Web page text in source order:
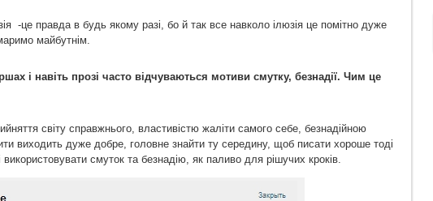
-це правда в будь якому разі, бо й так все навколо ілюзія це помітно дуже
майбутнім.
і навіть прозі часто відчуваються мотиви смутку, безнадії. Чим це
світу справжнього, властивістю жаліти самого себе, безнадійною
виходить дуже добре, головне знайти ту середину, щоб писати хороше тоді
використовувати смуток та безнадію, як паливо для рішучих кроків.